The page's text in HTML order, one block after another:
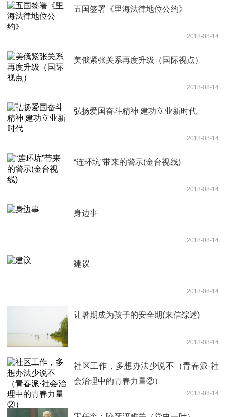
五国签署《里海法律地位公约》
2018-08-14
美俄紧张关系再度升级（国际视点）
2018-08-14
弘扬爱国奋斗精神 建功立业新时代
2018-08-14
“连环坑”带来的警示(金台视线)
2018-08-14
身边事
2018-08-14
建议
2018-08-14
让暑期成为孩子的安全期(来信综述)
2018-08-14
社区工作，多想办法少说不（青春派·社
会治理中的青春力量②）
2018-08-14